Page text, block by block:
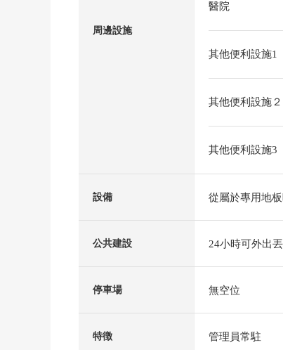
周邊設施
醫院
其他便利設施1
其他便利設施２
其他便利設施3
設備 從屬於專用地
公共建設 24小時可外出
停車場 無空位
特徴 管理員常駐